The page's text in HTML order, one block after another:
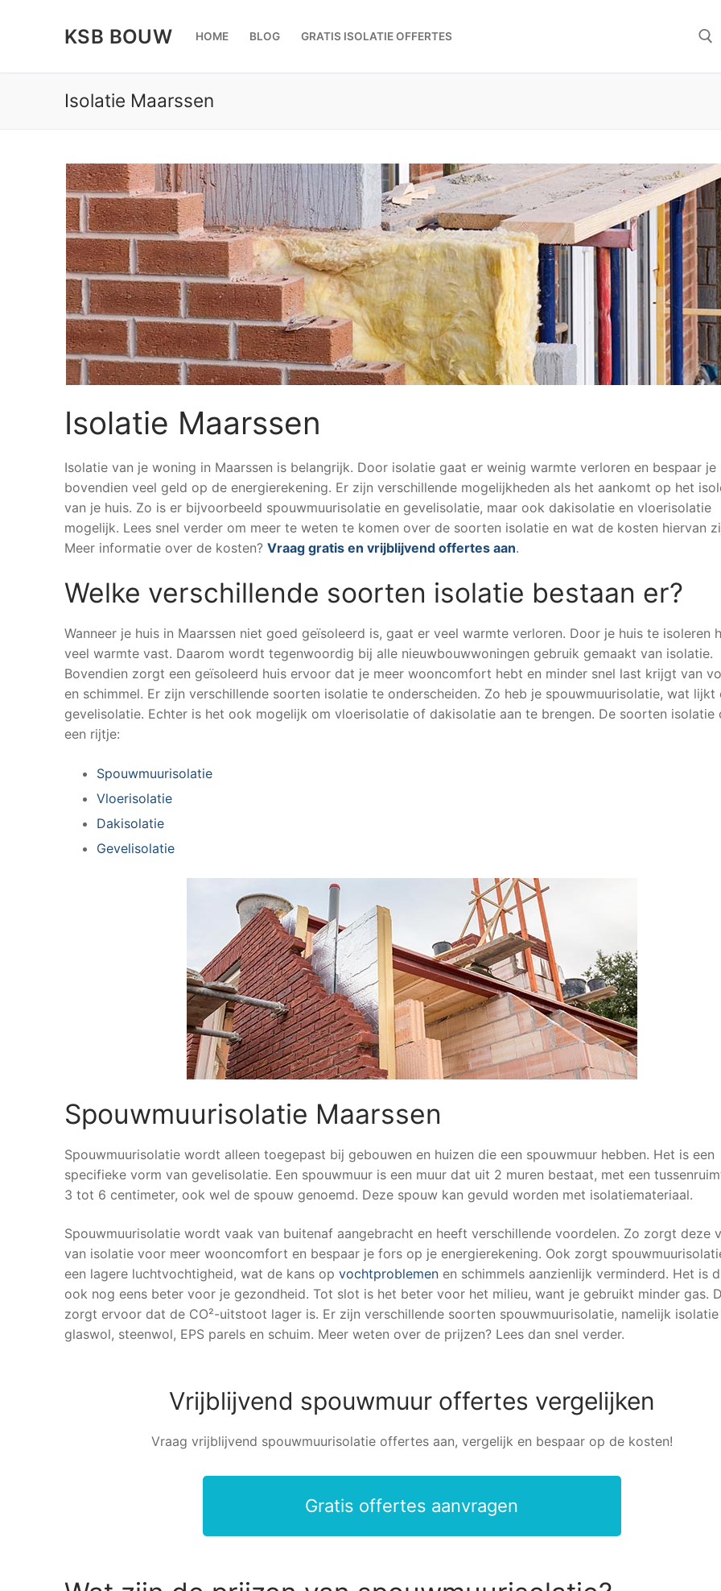
KSB BOUW HOME BLOG GRATIS ISOLATIE OFFERTES
Isolatie Maarssen
Isolatie Maarssen
Isolatie van je woning in Maarssen is belangrijk. Door isolatie gaat er weinig warmte verloren en bespaar je
bovendien veel geld op de energierekening. Er zijn verschillende mogelijkheden als het aankomt op het
van je huis. Zo is er bijvoorbeeld spouwmuurisolatie en gevelisolatie, maar ook dakisolatie en vloerisolatie
mogelijk. Lees snel verder om meer te weten te komen over de soorten isolatie en wat de kosten hiervan
Meer informatie over de kosten? Vraag gratis en vrijblijvend offertes aan.
Welke verschillende soorten isolatie bestaan er?
Wanneer je huis in Maarssen niet goed geïsoleerd is, gaat er veel warmte verloren. Door je huis te isoleren
veel warmte vast. Daarom wordt tegenwoordig bij alle nieuwbouwwoningen gebruik gemaakt van isolatie.
Bovendien zorgt een geïsoleerd huis ervoor dat je meer wooncomfort hebt en minder snel last krijgt van
en schimmel. Er zijn verschillende soorten isolatie te onderscheiden. Zo heb je spouwmuurisolatie, wat lijkt
gevelisolatie. Echter is het ook mogelijk om vloerisolatie of dakisolatie aan te brengen. De soorten isolatie
een rijtje:
Spouwmuurisolatie
Vloerisolatie
Dakisolatie
Gevelisolatie
Spouwmuurisolatie Maarssen
Spouwmuurisolatie wordt alleen toegepast bij gebouwen en huizen die een spouwmuur hebben. Het is een
specifieke vorm van gevelisolatie. Een spouwmuur is een muur dat uit 2 muren bestaat, met een
3 tot 6 centimeter, ook wel de spouw genoemd. Deze spouw kan gevuld worden met isolatiemateriaal.
Spouwmuurisolatie wordt vaak van buitenaf aangebracht en heeft verschillende voordelen. Zo zorgt deze
van isolatie voor meer wooncomfort en bespaar je fors op je energierekening. Ook zorgt
een lagere luchtvochtigheid, wat de kans op vochtproblemen en schimmels aanzienlijk verminderd. Het is
ook nog eens beter voor je gezondheid. Tot slot is het beter voor het milieu, want je gebruikt minder gas.
zorgt ervoor dat de CO²-uitstoot lager is. Er zijn verschillende soorten spouwmuurisolatie, namelijk
glaswol, steenwol, EPS parels en schuim. Meer weten over de prijzen? Lees dan snel verder.
Vrijblijvend spouwmuur offertes vergelijken
Vraag vrijblijvend spouwmuurisolatie offertes aan, vergelijk en bespaar op de kosten!
Gratis offertes aanvragen